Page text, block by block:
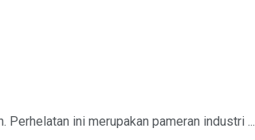
ini merupakan pameran industri ...